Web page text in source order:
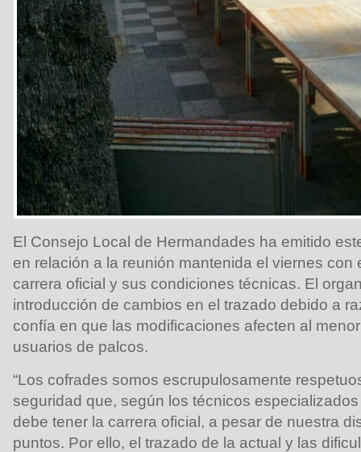
El Consejo Local de Hermandades ha emitido
en relación a la reunión mantenida el viernes con
carrera oficial y sus condiciones técnicas. El
introducción de cambios en el trazado debido a
confía en que las modificaciones afecten al
usuarios de palcos.
“Los cofrades somos escrupulosamente
seguridad que, según los técnicos
debe tener la carrera oficial, a pesar de nuestra
puntos. Por ello, el trazado de la actual y las